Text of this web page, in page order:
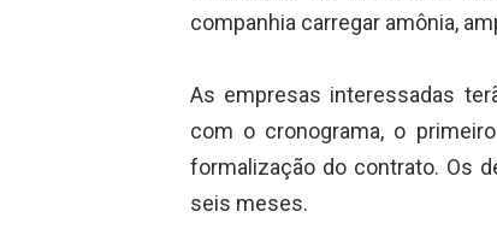
companhia carregar amônia,
As empresas interessadas
com o cronograma, o
formalização do contrato. Os
seis meses.